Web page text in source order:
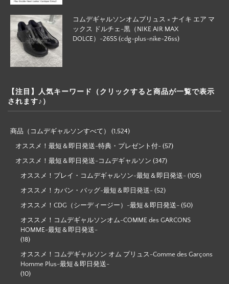
コムデギャルソンオムプリュス × ナイキ エア マ
ックス ドルチェ-黒（NIKE AIR MAX
DOLCE）-26SS (cdg-plus-nike-26ss)
【注目】人気キーワード（クリックすると商品が一覧で表示
されます♪）
商品（コムデギャルソンすべて） (1,524)
オススメ！最短＆即日発送-特典・プレゼント付- (57)
オススメ！最短＆即日発送-コムデギャルソン (347)
オススメ！プレイ・コムデギャルソン-最短＆即日発送- (105)
オススメ！カバン・バッグ-最短＆即日発送- (52)
オススメ！CDG（シーディージー）-最短＆即日発送- (50)
オススメ！コムデギャルソンオム-COMME des GARCONS
HOMME-最短＆即日発送-
(18)
オススメ！コムデギャルソン オム プリュス-Comme des Garçons
Homme Plus-最短＆即日発送-
(10)